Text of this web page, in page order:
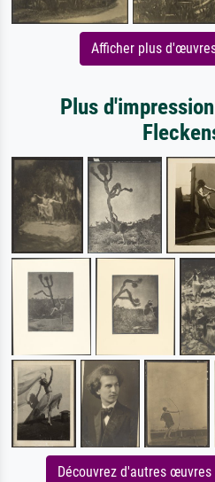
Afficher plus
Plus
Découvrez d'autres